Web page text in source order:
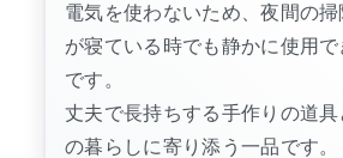
電気を使わないため、夜間の
が寝ている時でも静かに使用で
です。
丈夫で長持ちする手作りの道具
の暮らしに寄り添う一品です。